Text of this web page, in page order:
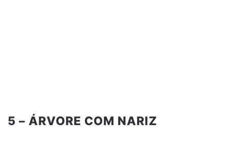
5 – ÁRVORE COM NARIZ